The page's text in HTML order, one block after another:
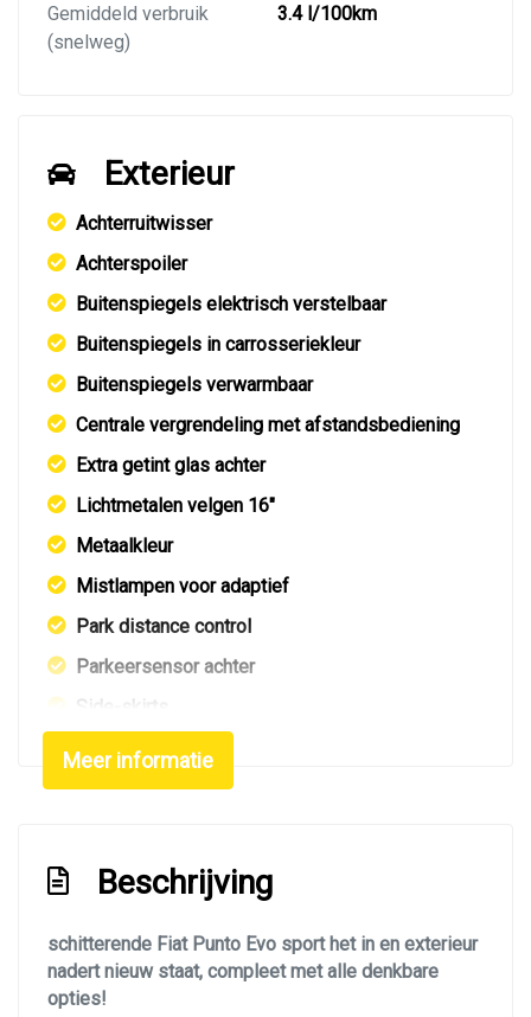
Gemiddeld verbruik
(snelweg)
3.4 l/100km
Exterieur
Achterruitwisser
Achterspoiler
Buitenspiegels elektrisch verstelbaar
Buitenspiegels in carrosseriekleur
Buitenspiegels verwarmbaar
Centrale vergrendeling met afstandsbediening
Extra getint glas achter
Lichtmetalen velgen 16"
Metaalkleur
Mistlampen voor adaptief
Park distance control
Parkeersensor achter
Side-skirts
Sportvelgen
Interieur
Airco automatisch
Armsteun voor
Bestuurdersstoel in hoogte verstelbaar
Elektrische ramen achter
Meer informatie
Beschrijving
schitterende Fiat Punto Evo sport het in en exterieur
nadert nieuw staat, compleet met alle denkbare
opties!